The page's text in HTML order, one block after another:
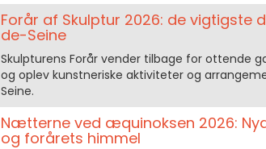
Forår af Skulptur 2026: de vigtigste
de-Seine
Skulpturens Forår vender tilbage for ottende
og oplev kunstneriske aktiviteter og
Seine.
Nætterne ved æquinoksen 2026:
og forårets himmel